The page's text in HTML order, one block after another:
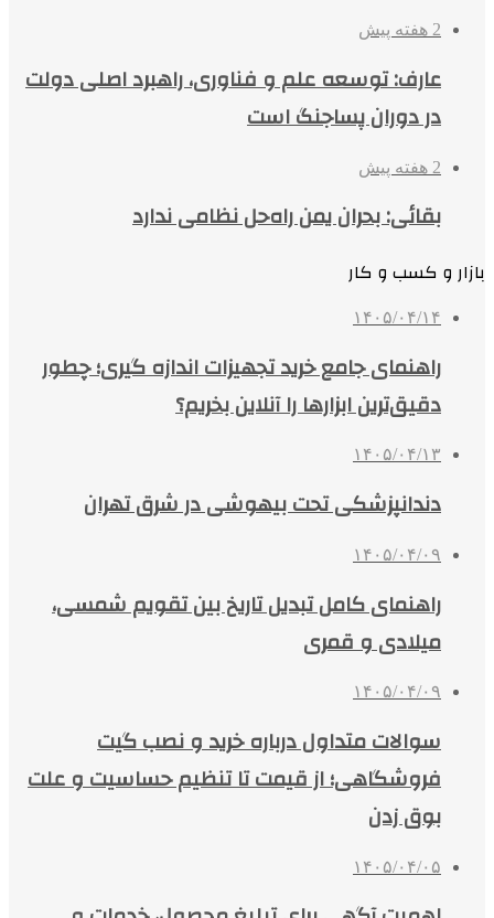
2 هفته پیش
عارف: توسعه علم و فناوری، راهبرد اصلی دولت
در دوران پساجنگ است
2 هفته پیش
بقائی: بحران یمن راه‌حل نظامی ندارد
بازار و کسب و کار
۱۴۰۵/۰۴/۱۴
راهنمای جامع خرید تجهیزات اندازه گیری؛ چطور
دقیق‌ترین ابزارها را آنلاین بخریم؟
۱۴۰۵/۰۴/۱۳
دندانپزشکی تحت بیهوشی در شرق تهران
۱۴۰۵/۰۴/۰۹
راهنمای کامل تبدیل تاریخ بین تقویم شمسی،
میلادی و قمری
۱۴۰۵/۰۴/۰۹
سوالات متداول درباره خرید و نصب گیت
فروشگاهی؛ از قیمت تا تنظیم حساسیت و علت
بوق زدن
۱۴۰۵/۰۴/۰۵